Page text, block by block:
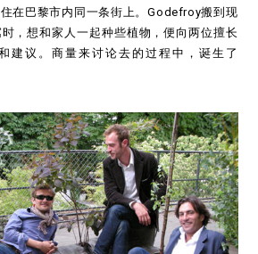
在巴黎市内同一条街上。Godefroy搬到现
，想和家人一起种些植物，便向两位擅长
建议。商量来讨论去的过程中，诞生了